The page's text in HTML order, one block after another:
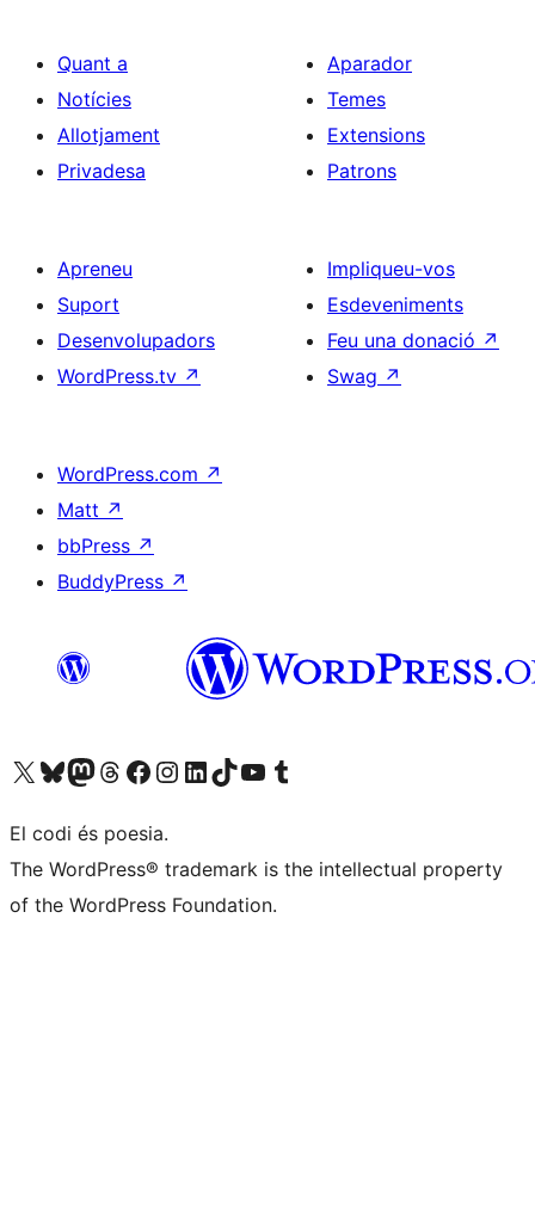
Quant a
Notícies
Allotjament
Privadesa
Aparador
Temes
Extensions
Patrons
Apreneu
Suport
Desenvolupadors
WordPress.tv ↗
Impliqueu-vos
Esdeveniments
Feu una donació ↗
Swag ↗
WordPress.com ↗
Matt ↗
bbPress ↗
BuddyPress ↗
Visiteu el nostre compte X (abans Twitter)
Visiteu el nostre compte de Bluesky
Visiteu el nostre compte al Mastodon
Visiteu el nostre compte de Threads
Visiteu la nostra pàgina al Facebook
Visiteu el nostre compte d'Instagram
Visiteu el nostre compte de LinkedIn
Visiteu el nostre compte de TikTok
Visiteu el nostre canal al YouTube
Visiteu el nostre compte de Tumblr
El codi és poesia.
The WordPress® trademark is the intellectual property
of the WordPress Foundation.